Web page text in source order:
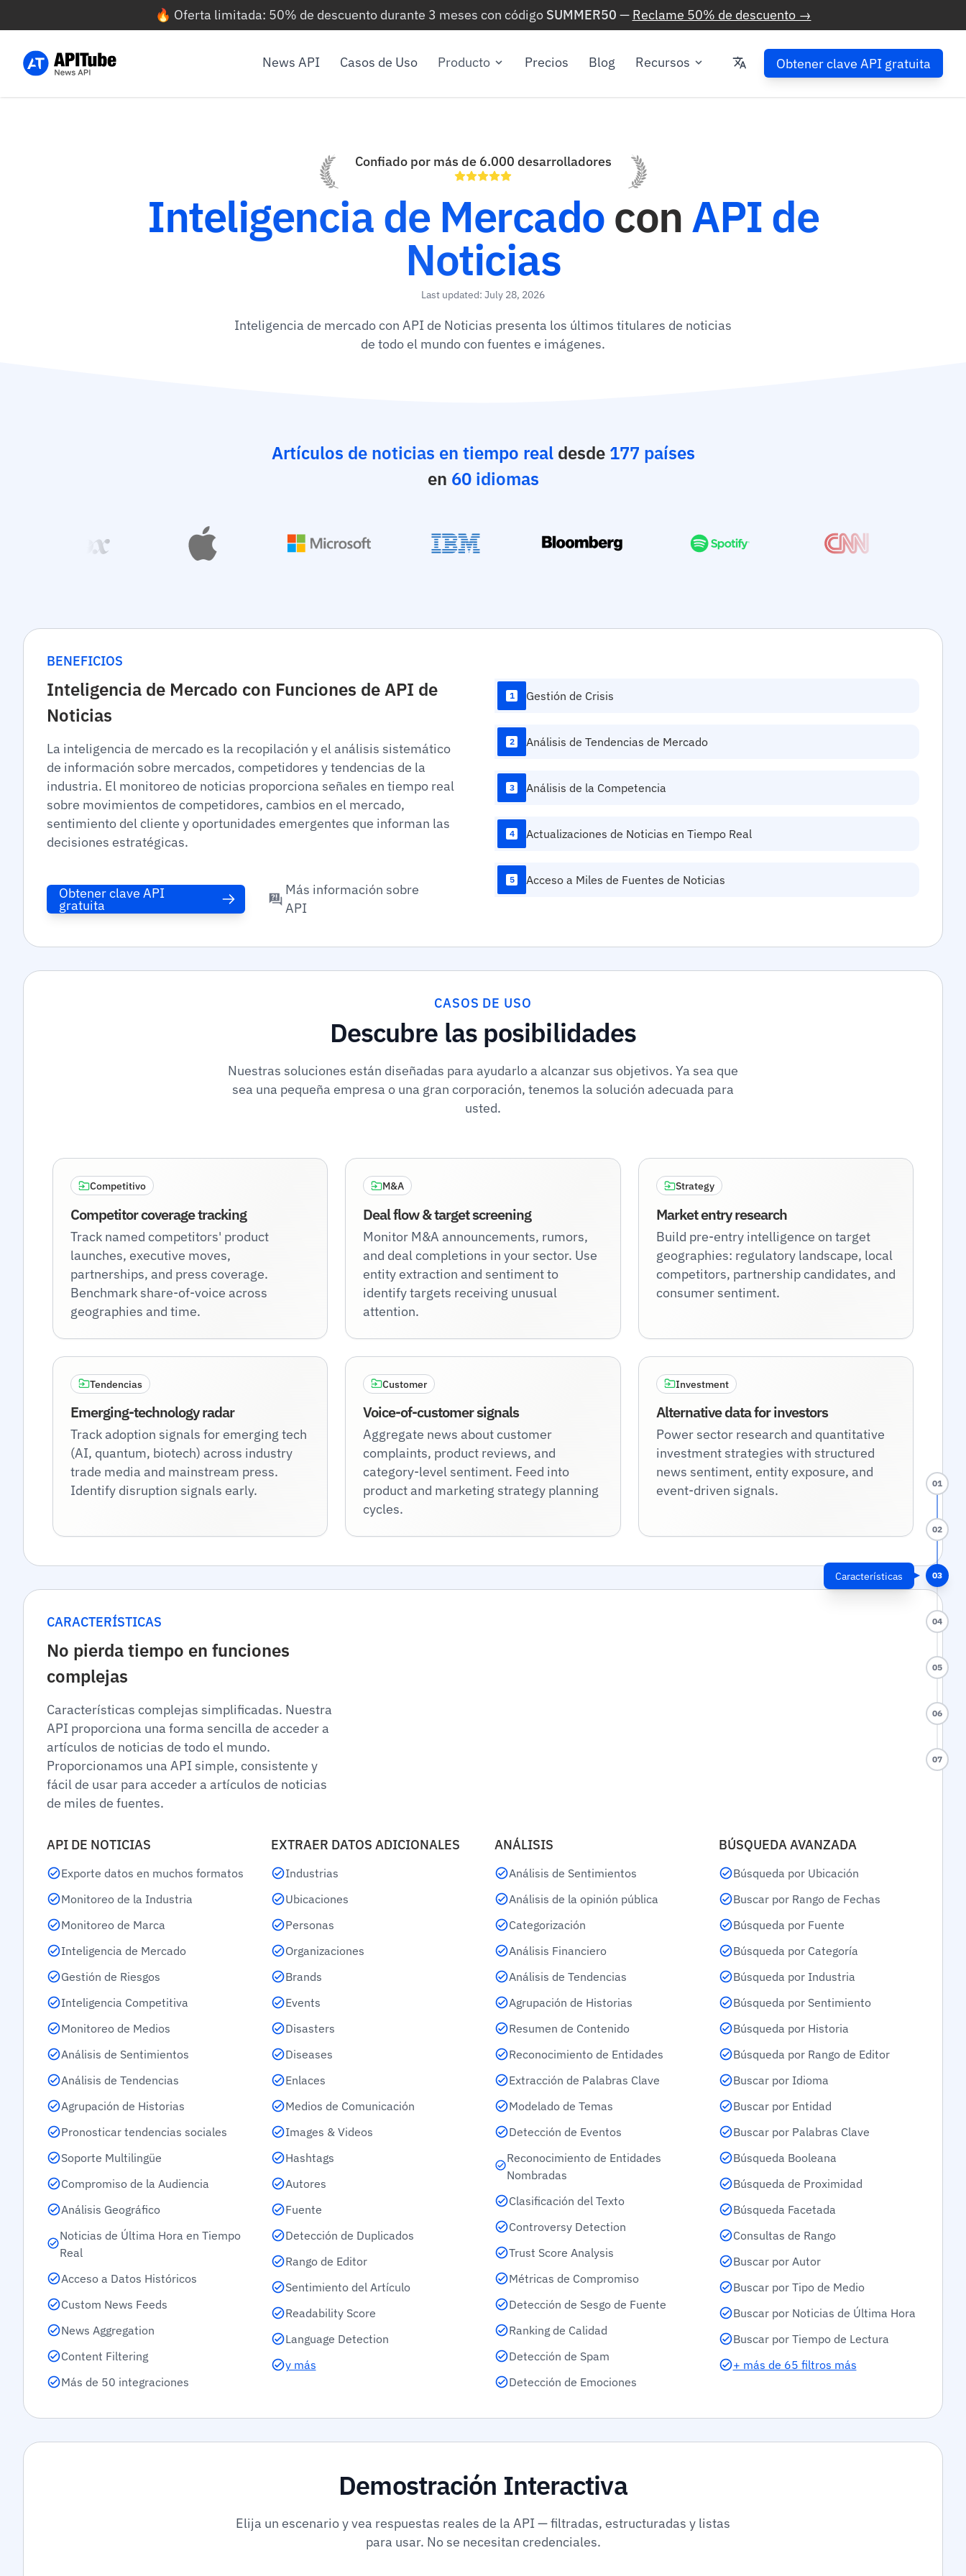
🔥 Oferta limitada: 50% de descuento durante 3 meses con código SUMMER50 — Reclame 50% de descuento →
News API Casos de Uso Producto Precios Blog Recursos Obtener clave API gratuita
01
02
03
Características
04
05
06
07
Confiado por más de 6.000 desarrolladores
Inteligencia de MercadoconAPI de
Noticias
Last updated: July 28, 2026
Inteligencia de mercado con API de Noticias presenta los últimos titulares de noticias
de todo el mundo con fuentes e imágenes.
Artículos de noticias en tiempo realdesde 177 países
en 60 idiomas
BENEFICIOS
Inteligencia de Mercado con Funciones de API de
Noticias
La inteligencia de mercado es la recopilación y el análisis sistemático
de información sobre mercados, competidores y tendencias de la
industria. El monitoreo de noticias proporciona señales en tiempo real
sobre movimientos de competidores, cambios en el mercado,
sentimiento del cliente y oportunidades emergentes que informan las
decisiones estratégicas.
Obtener clave API
gratuita
Más información sobre
API
1 Gestión de Crisis
2 Análisis de Tendencias de Mercado
3 Análisis de la Competencia
4 Actualizaciones de Noticias en Tiempo Real
5 Acceso a Miles de Fuentes de Noticias
CASOS DE USO
Descubre las posibilidades
Nuestras soluciones están diseñadas para ayudarlo a alcanzar sus objetivos. Ya sea que
sea una pequeña empresa o una gran corporación, tenemos la solución adecuada para
usted.
Competitivo
Competitor coverage tracking
Track named competitors' product
launches, executive moves,
partnerships, and press coverage.
Benchmark share-of-voice across
geographies and time.
M&A
Deal flow & target screening
Monitor M&A announcements, rumors,
and deal completions in your sector. Use
entity extraction and sentiment to
identify targets receiving unusual
attention.
Strategy
Market entry research
Build pre-entry intelligence on target
geographies: regulatory landscape, local
competitors, partnership candidates, and
consumer sentiment.
Tendencias
Emerging-technology radar
Track adoption signals for emerging tech
(AI, quantum, biotech) across industry
trade media and mainstream press.
Identify disruption signals early.
Customer
Voice-of-customer signals
Aggregate news about customer
complaints, product reviews, and
category-level sentiment. Feed into
product and marketing strategy planning
cycles.
Investment
Alternative data for investors
Power sector research and quantitative
investment strategies with structured
news sentiment, entity exposure, and
event-driven signals.
CARACTERÍSTICAS
No pierda tiempo en funciones
complejas
Características complejas simplificadas. Nuestra
API proporciona una forma sencilla de acceder a
artículos de noticias de todo el mundo.
Proporcionamos una API simple, consistente y
fácil de usar para acceder a artículos de noticias
de miles de fuentes.
API DE NOTICIAS
Exporte datos en muchos formatos
Monitoreo de la Industria
Monitoreo de Marca
Inteligencia de Mercado
Gestión de Riesgos
Inteligencia Competitiva
Monitoreo de Medios
Análisis de Sentimientos
Análisis de Tendencias
Agrupación de Historias
Pronosticar tendencias sociales
Soporte Multilingüe
Compromiso de la Audiencia
Análisis Geográfico
Noticias de Última Hora en Tiempo
Real
Acceso a Datos Históricos
Custom News Feeds
News Aggregation
Content Filtering
Más de 50 integraciones
EXTRAER DATOS ADICIONALES
Industrias
Ubicaciones
Personas
Organizaciones
Brands
Events
Disasters
Diseases
Enlaces
Medios de Comunicación
Images & Videos
Hashtags
Autores
Fuente
Detección de Duplicados
Rango de Editor
Sentimiento del Artículo
Readability Score
Language Detection
y más
ANÁLISIS
Análisis de Sentimientos
Análisis de la opinión pública
Categorización
Análisis Financiero
Análisis de Tendencias
Agrupación de Historias
Resumen de Contenido
Reconocimiento de Entidades
Extracción de Palabras Clave
Modelado de Temas
Detección de Eventos
Reconocimiento de Entidades
Nombradas
Clasificación del Texto
Controversy Detection
Trust Score Analysis
Métricas de Compromiso
Detección de Sesgo de Fuente
Ranking de Calidad
Detección de Spam
Detección de Emociones
BÚSQUEDA AVANZADA
Búsqueda por Ubicación
Buscar por Rango de Fechas
Búsqueda por Fuente
Búsqueda por Categoría
Búsqueda por Industria
Búsqueda por Sentimiento
Búsqueda por Historia
Búsqueda por Rango de Editor
Buscar por Idioma
Buscar por Entidad
Buscar por Palabras Clave
Búsqueda Booleana
Búsqueda de Proximidad
Búsqueda Facetada
Consultas de Rango
Buscar por Autor
Buscar por Tipo de Medio
Buscar por Noticias de Última Hora
Buscar por Tiempo de Lectura
+ más de 65 filtros más
Demostración Interactiva
Elija un escenario y vea respuestas reales de la API — filtradas, estructuradas y listas
para usar. No se necesitan credenciales.